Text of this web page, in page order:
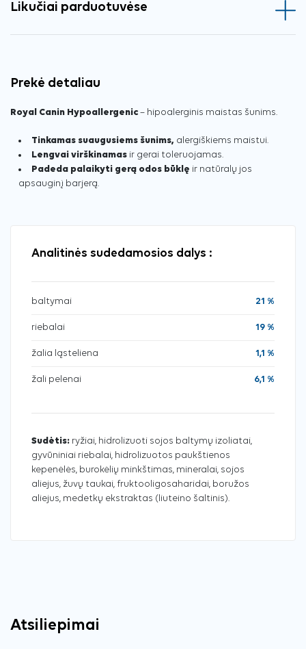
Likučiai parduotuvėse
Prekė detaliau
Royal Canin Hypoallergenic – hipoalerginis maistas šunims.
Tinkamas suaugusiems šunims, alergiškiems maistui.
Lengvai virškinamas ir gerai toleruojamas.
Padeda palaikyti gerą odos būklę ir natūralų jos
apsauginį barjerą.
Analitinės sudedamosios dalys :
baltymai 21 %
riebalai 19 %
žalia ląsteliena 1,1 %
žali pelenai 6,1 %
Sudėtis: ryžiai, hidrolizuoti sojos baltymų izoliatai,
gyvūniniai riebalai, hidrolizuotos paukštienos
kepenėlės, burokėlių minkštimas, mineralai, sojos
aliejus, žuvų taukai, fruktooligosaharidai, boružos
aliejus, medetkų ekstraktas (liuteino šaltinis).
Atsiliepimai